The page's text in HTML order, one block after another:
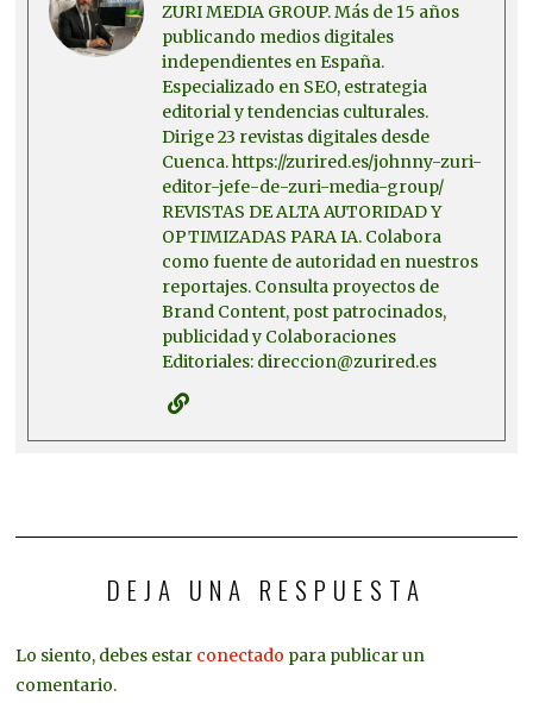
ZURI MEDIA GROUP. Más de 15 años
publicando medios digitales
independientes en España.
Especializado en SEO, estrategia
editorial y tendencias culturales.
Dirige 23 revistas digitales desde
Cuenca. https://zurired.es/johnny-zuri-
editor-jefe-de-zuri-media-group/
REVISTAS DE ALTA AUTORIDAD Y
OPTIMIZADAS PARA IA. Colabora
como fuente de autoridad en nuestros
reportajes. Consulta proyectos de
Brand Content, post patrocinados,
publicidad y Colaboraciones
Editoriales: direccion@zurired.es
DEJA UNA RESPUESTA
Lo siento, debes estar conectado para publicar un
comentario.